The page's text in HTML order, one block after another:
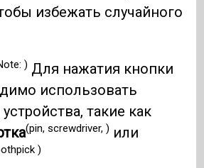
избежать случайного
) Для нажатия кнопки
использовать
такие как
(pin, screwdriver, ) или
)